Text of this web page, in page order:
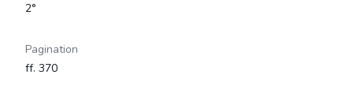
2°
Pagination
ff. 370